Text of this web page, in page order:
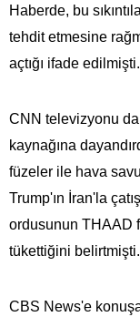
Haberde, bu
tehdit etmesine
açtığı ifade edilmişti.
CNN televizyonu
kaynağına
füzeler ile hava
Trump'ın İran'la
ordusunun THAAD
tükettiğini belirtmişti.
CBS News'e